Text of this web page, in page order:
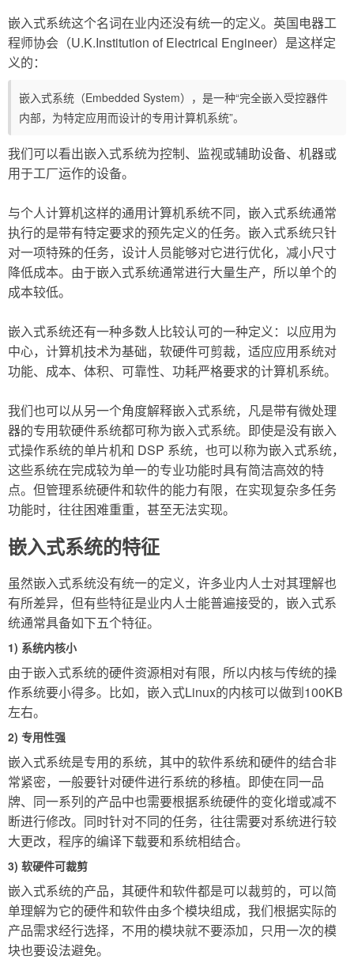
嵌入式系统这个名词在业内还没有统一的定义。英国电器工
程师协会（U.K.Institution of Electrical Engineer）是这样定
义的：
嵌入式系统（Embedded System），是一种“完全嵌入受控器件
内部，为特定应用而设计的专用计算机系统”。
我们可以看出嵌入式系统为控制、监视或辅助设备、机器或
用于工厂运作的设备。
与个人计算机这样的通用计算机系统不同，嵌入式系统通常
执行的是带有特定要求的预先定义的任务。嵌入式系统只针
对一项特殊的任务，设计人员能够对它进行优化，减小尺寸
降低成本。由于嵌入式系统通常进行大量生产，所以单个的
成本较低。
嵌入式系统还有一种多数人比较认可的一种定义：以应用为
中心，计算机技术为基础，软硬件可剪裁，适应应用系统对
功能、成本、体积、可靠性、功耗严格要求的计算机系统。
我们也可以从另一个角度解释嵌入式系统，凡是带有微处理
器的专用软硬件系统都可称为嵌入式系统。即使是没有嵌入
式操作系统的单片机和 DSP 系统，也可以称为嵌入式系统，
这些系统在完成较为单一的专业功能时具有简洁高效的特
点。但管理系统硬件和软件的能力有限，在实现复杂多任务
功能时，往往困难重重，甚至无法实现。
嵌入式系统的特征
虽然嵌入式系统没有统一的定义，许多业内人士对其理解也
有所差异，但有些特征是业内人士能普遍接受的，嵌入式系
统通常具备如下五个特征。
1) 系统内核小
由于嵌入式系统的硬件资源相对有限，所以内核与传统的操
作系统要小得多。比如，嵌入式Linux的内核可以做到100KB
左右。
2) 专用性强
嵌入式系统是专用的系统，其中的软件系统和硬件的结合非
常紧密，一般要针对硬件进行系统的移植。即使在同一品
牌、同一系列的产品中也需要根据系统硬件的变化增或减不
断进行修改。同时针对不同的任务，往往需要对系统进行较
大更改，程序的编译下载要和系统相结合。
3) 软硬件可裁剪
嵌入式系统的产品，其硬件和软件都是可以裁剪的，可以简
单理解为它的硬件和软件由多个模块组成，我们根据实际的
产品需求经行选择，不用的模块就不要添加，只用一次的模
块也要设法避免。